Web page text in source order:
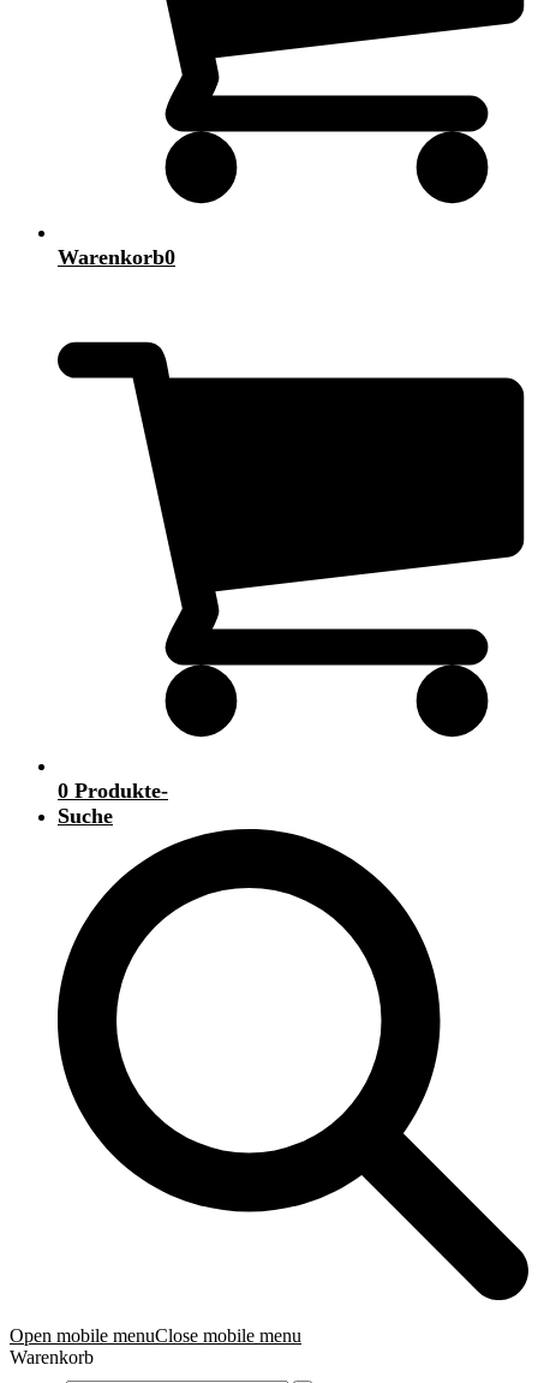
Warenkorb0
0 Produkte-
Suche
Open mobile menuClose mobile menu
Warenkorb